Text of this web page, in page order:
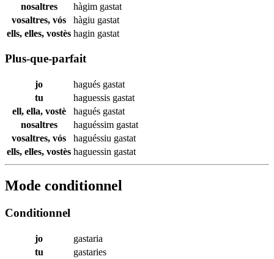
nosaltres
hàgim gastat
vosaltres, vós
hàgiu gastat
ells, elles, vostès hagin gastat
Plus-que-parfait
jo hagués gastat
tu
haguessis gastat
ell, ella, vostè
hagués gastat
nosaltres
haguéssim gastat
vosaltres, vós
haguéssiu gastat
ells, elles, vostès haguessin gastat
Mode conditionnel
Conditionnel
jo
gastaria
tu
gastaries